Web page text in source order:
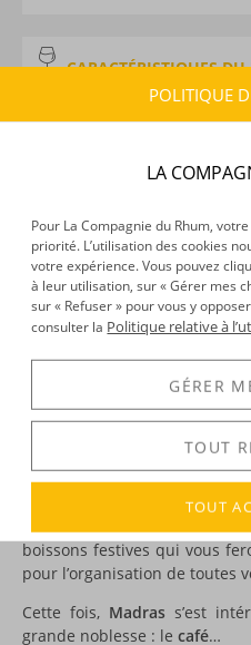
CARACTÉRISTIQUES
Rhum
Provenance :Guadeloupe
DÉCOUVERTE
Voir tous les produits :
Citron
l’emploi sont sur toutes les
Cette célèbre liquoristerie
spécialisée dans les
boissons festives qui vous
pour l’organisation de toutes
Cette fois, Madras s’est
grande noblesse : le café…
POLITIQUE
LA
Pour La Compagnie du Rhum,
priorité. L’utilisation des cookies
votre expérience. Vous pouvez
à leur utilisation, sur « Gérer mes
sur « Refuser » pour vous y
consulter la Politique relative à
GÉRER
TOUT
TOUT